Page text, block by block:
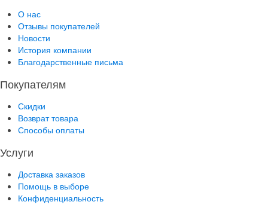
О нас
Отзывы покупателей
Новости
История компании
Благодарственные письма
Покупателям
Скидки
Возврат товара
Способы оплаты
Услуги
Доставка заказов
Помощь в выборе
Конфиденциальность